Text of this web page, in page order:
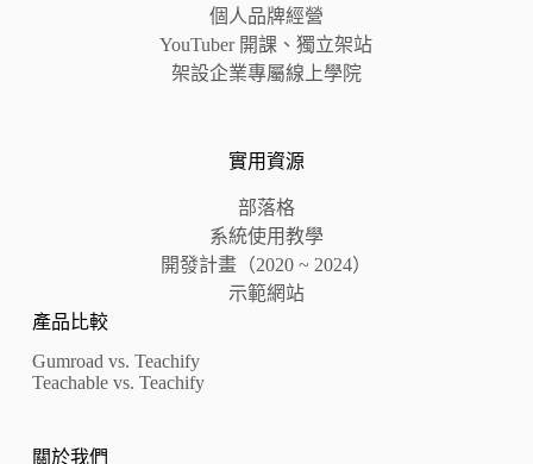
個人品牌經營
YouTuber 開課、獨立架站
架設企業專屬線上學院
實用資源
部落格
系統使用教學
開發計畫（2020 ~ 2024）
示範網站
產品比較
Gumroad vs. Teachify
Teachable vs. Teachify
關於我們